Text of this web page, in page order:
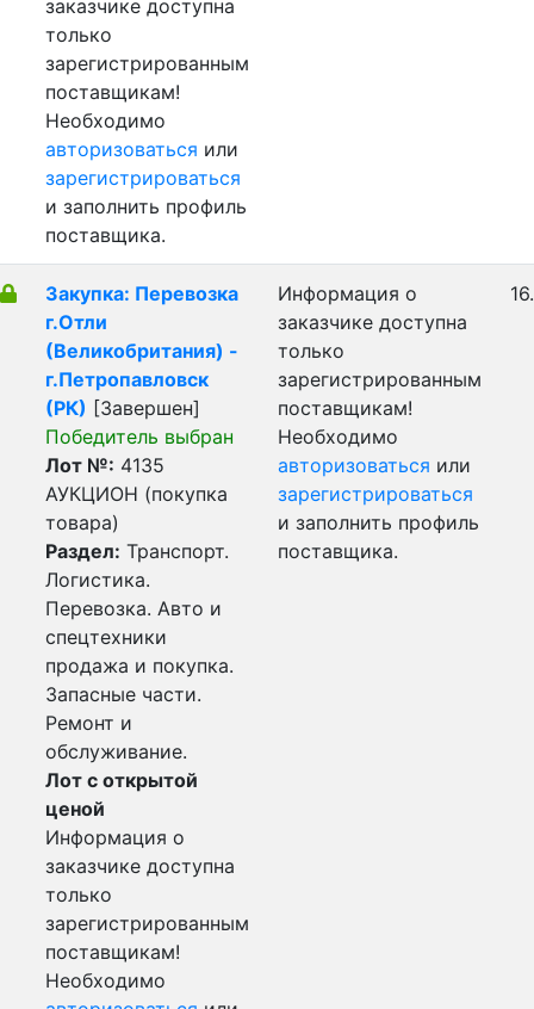
заказчике доступна
только
зарегистрированным
поставщикам!
Необходимо
авторизоваться или
зарегистрироваться
и заполнить профиль
поставщика.
Закупка: Перевозка
г.Отли
(Великобритания) -
г.Петропавловск
(РК) [Завершен]
Победитель выбран
Лот №: 4135
АУКЦИОН (покупка
товара)
Раздел: Транспорт.
Логистика.
Перевозка. Авто и
спецтехники
продажа и покупка.
Запасные части.
Ремонт и
обслуживание.
Лот с открытой
ценой
Информация о
заказчике доступна
только
зарегистрированным
поставщикам!
Необходимо
Информация о
заказчике доступна
только
зарегистрированным
поставщикам!
Необходимо
авторизоваться или
зарегистрироваться
и заполнить профиль
поставщика.